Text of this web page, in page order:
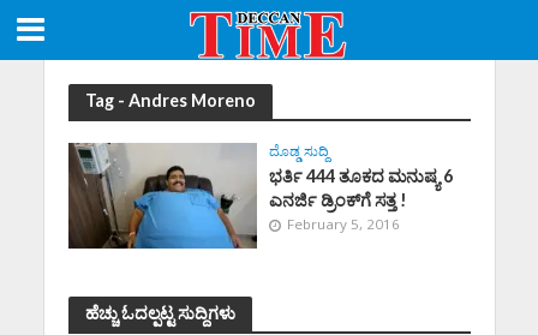
Tag - Andres Moreno
ದೊಡ್ಡ ಸುದ್ದಿ
ಭರ್ತಿ 444 ತೂಕದ ಮನುಷ್ಯ 6
ಎನರ್ಜಿ ಡ್ರಿಂಕ್‌ಗೆ ಸತ್ತ !
February 5, 2016
ಹೆಚ್ಚು ಓದಲ್ಪಟ್ಟ ಸುದ್ದಿಗಳು